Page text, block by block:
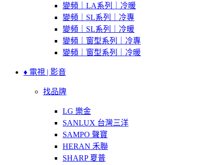
變頻｜LA系列｜冷暖
變頻｜SL系列｜冷專
變頻｜SL系列｜冷暖
變頻｜窗型系列｜冷專
變頻｜窗型系列｜冷暖
♦ 電視 | 影音
找品牌
LG 樂金
SANLUX 台灣三洋
SAMPO 聲寶
HERAN 禾聯
SHARP 夏普